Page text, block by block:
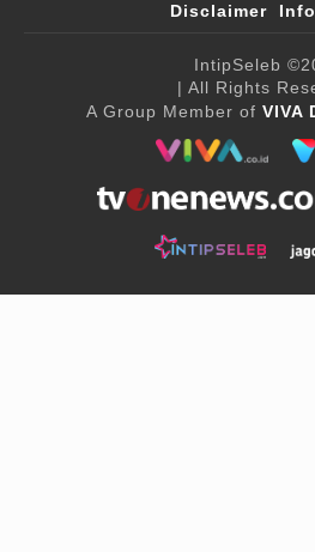
Disclaimer
IntipSeleb
| All Rights
A Group Member of VIVA